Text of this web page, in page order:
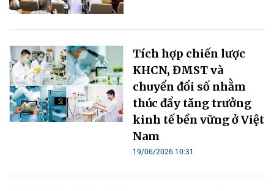
Tích hợp chiến lược
KHCN, ĐMST và
chuyển đổi số nhằm
thúc đẩy tăng trưởng
kinh tế bền vững ở Việt
Nam
19/06/2026 10:31